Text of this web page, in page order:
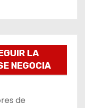
LA
NEGOCIA
de